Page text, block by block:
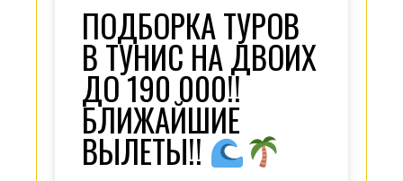
ПОДБОРКА ТУРОВ
В ТУНИС НА ДВОИХ
ДО 190 000!!
БЛИЖАЙШИЕ
ВЫЛЕТЫ!!